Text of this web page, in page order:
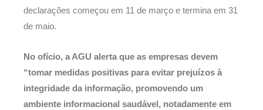
declarações começou em 11 de março e termina em 31
de maio.
No ofício, a AGU alerta que as empresas devem
“tomar medidas positivas para evitar prejuízos à
integridade da informação, promovendo um
ambiente informacional saudável, notadamente em